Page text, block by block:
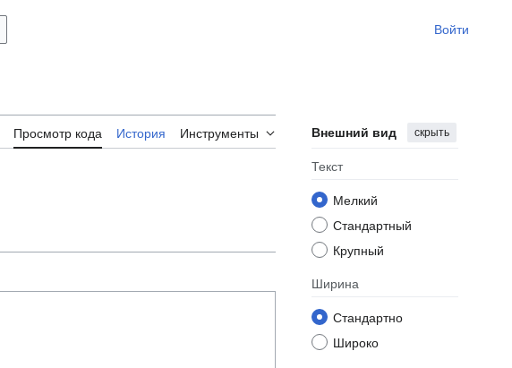
Войти
Просмотр кода История Инструменты Внешний вид скрыть
Текст
Мелкий
Стандартный
Крупный
Ширина
Стандартно
Широко